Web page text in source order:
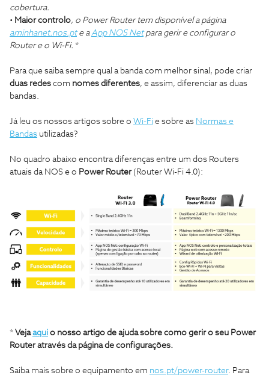
cobertura.
• Maior controlo, o Power Router tem disponível a página
aminhanet.nos.pte a App NOS Netpara gerir e configurar o
Router e o Wi-Fi. *
Para que saiba sempre qual a banda com melhor sinal, pode criar
duas redes com nomes diferentes, e assim, diferenciar as duas
bandas.
Já leu os nossos artigos sobre o Wi-Fi e sobre as Normas e
Bandas utilizadas?
No quadro abaixo encontra diferenças entre um dos Routers
atuais da NOS e o Power Router(Router Wi-Fi 4.0):
* Vejaaqui o nosso artigo de ajuda sobre como gerir o seu Power
Router através da página de configurações.
Saiba mais sobre o equipamento em nos.pt/power-router. Para